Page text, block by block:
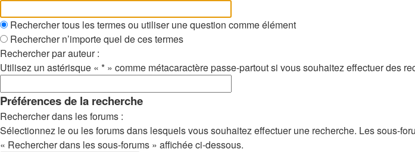
Rechercher tous les termes ou utiliser une question comme élément
Rechercher n’importe quel de ces termes
Rechercher par auteur :
Utilisez un astérisque « * » comme métacaractère passe-partout si vous souhaitez effectuer des
Préférences de la recherche
Rechercher dans les forums :
Sélectionnez le ou les forums dans lesquels vous souhaitez effectuer une recherche. Les sous-
« Rechercher dans les sous-forums » affichée ci-dessous.